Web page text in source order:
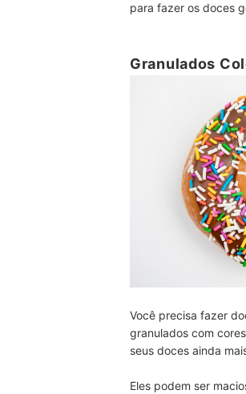
para fazer os doces
Granulados
Você precisa fazer
granulados com
seus doces ainda
Eles podem ser